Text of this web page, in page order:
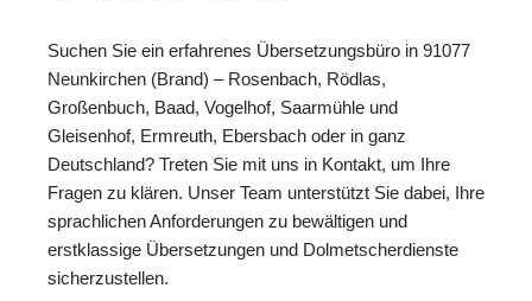
Suchen Sie ein erfahrenes Übersetzungsbüro in 91077
Neunkirchen (Brand) – Rosenbach, Rödlas,
Großenbuch, Baad, Vogelhof, Saarmühle und
Gleisenhof, Ermreuth, Ebersbach oder in ganz
Deutschland? Treten Sie mit uns in Kontakt, um Ihre
Fragen zu klären. Unser Team unterstützt Sie dabei, Ihre
sprachlichen Anforderungen zu bewältigen und
erstklassige Übersetzungen und Dolmetscherdienste
sicherzustellen.